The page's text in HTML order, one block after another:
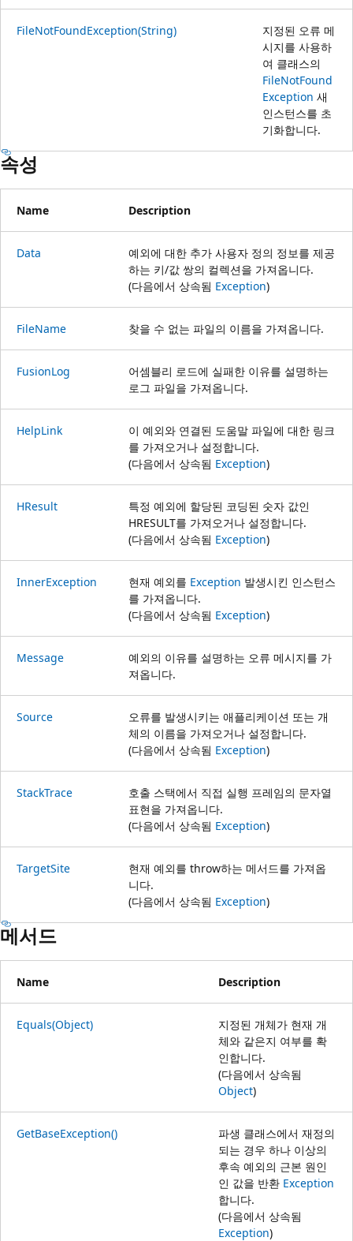
FileNotFoundException(String)
지정된 오류 메
시지를 사용하
여 클래스의
FileNotFound
Exception 새
인스턴스를 초
기화합니다.
속성
Name Description
Data
예외에 대한 추가 사용자 정의 정보를 제공
하는 키/값 쌍의 컬렉션을 가져옵니다.
(다음에서 상속됨 Exception)
FileName 찾을 수 없는 파일의 이름을 가져옵니다.
FusionLog
어셈블리 로드에 실패한 이유를 설명하는
로그 파일을 가져옵니다.
HelpLink
이 예외와 연결된 도움말 파일에 대한 링크
를 가져오거나 설정합니다.
(다음에서 상속됨 Exception)
HResult
특정 예외에 할당된 코딩된 숫자 값인
HRESULT를 가져오거나 설정합니다.
(다음에서 상속됨 Exception)
InnerException 현재 예외를 Exception 발생시킨 인스턴스
를 가져옵니다.
(다음에서 상속됨 Exception)
Message
예외의 이유를 설명하는 오류 메시지를 가
져옵니다.
Source
오류를 발생시키는 애플리케이션 또는 개
체의 이름을 가져오거나 설정합니다.
(다음에서 상속됨 Exception)
StackTrace
호출 스택에서 직접 실행 프레임의 문자열
표현을 가져옵니다.
(다음에서 상속됨 Exception)
TargetSite
현재 예외를 throw하는 메서드를 가져옵
니다.
(다음에서 상속됨 Exception)
메서드
Name Description
Equals(Object)
지정된 개체가 현재 개
체와 같은지 여부를 확
인합니다.
(다음에서 상속됨
Object)
GetBaseException()
파생 클래스에서 재정의
되는 경우 하나 이상의
후속 예외의 근본 원인
인 값을 반환 Exception
합니다.
(다음에서 상속됨
Exception)